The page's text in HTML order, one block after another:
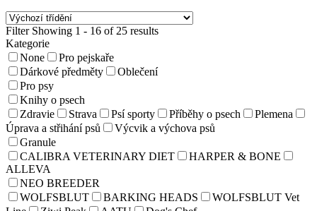
Filter Showing 1 - 16 of 25 results
Kategorie
None
Pro pejskaře
Dárkové předměty
Oblečení
Pro psy
Knihy o psech
Zdravie
Strava Psí sporty Příběhy o psech
Plemena
Úprava a střihání psů
Výcvik a výchova psů
Granule
CALIBRA VETERINARY DIET
HARPER & BONE
ALLEVA
NEO BREEDER
WOLFSBLUT
BARKING HEADS
WOLFSBLUT Vet